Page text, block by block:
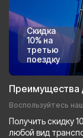
Скидка
10% на
третью
поездку
Преимущества
Воспользуйтесь
Получить скидку
любой вид